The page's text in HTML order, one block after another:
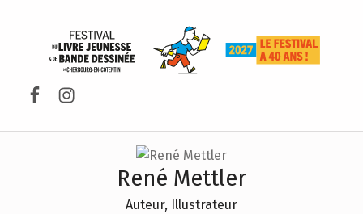
Facebook
Instagram
René Mettler
Auteur, Illustrateur